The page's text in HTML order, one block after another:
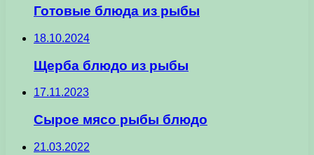
Готовые блюда из рыбы
18.10.2024
Щерба блюдо из рыбы
17.11.2023
Сырое мясо рыбы блюдо
21.03.2022